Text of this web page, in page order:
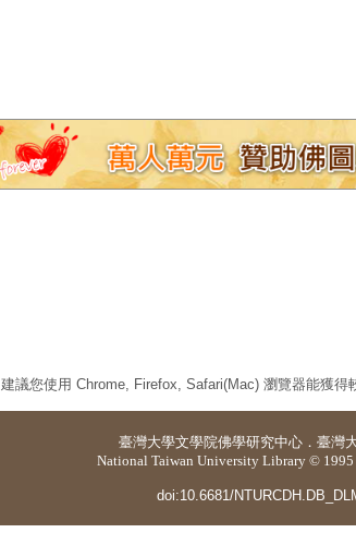
建議您使用 Chrome, Firefox, Safari(Mac) 瀏覽器能獲得
臺灣大學文學院佛學研究中心 ． 臺灣
National Taiwan University Library © 1995
doi:10.6681/